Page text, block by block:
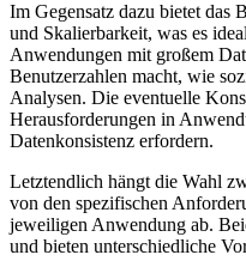
Im Gegensatz dazu bietet
und Skalierbarkeit, was es
Anwendungen mit großem
Benutzerzahlen macht, wie
Analysen. Die eventuelle
Herausforderungen in
Datenkonsistenz erfordern.
Letztendlich hängt die Wahl
von den spezifischen
jeweiligen Anwendung ab.
und bieten unterschiedliche